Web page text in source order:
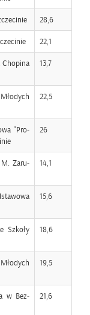
28,6
22,1
Cho­pi­na
13,7
22,5
"Pro­
26
M. Za­ru­
14,1
15,6
Szko­ły
18,6
19,5
w Bez­
21,6